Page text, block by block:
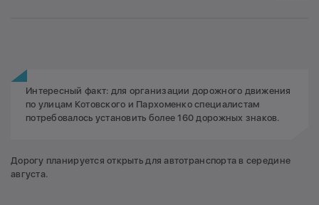
Интересный факт: для организации дорожного движения
по улицам Котовского и Пархоменко специалистам
потребовалось установить более 160 дорожных знаков.
Дорогу планируется открыть для автотранспорта в середине
августа.